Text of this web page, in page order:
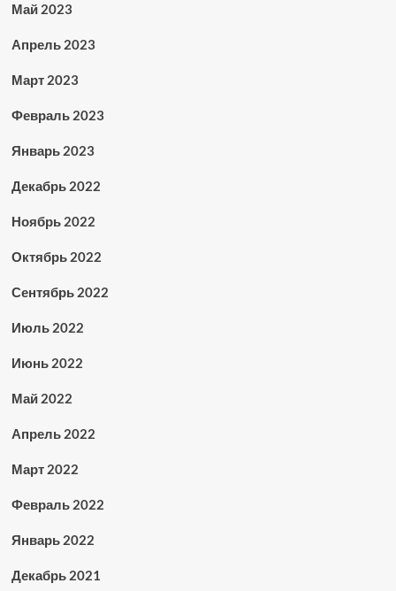
Май 2023
Апрель 2023
Март 2023
Февраль 2023
Январь 2023
Декабрь 2022
Ноябрь 2022
Октябрь 2022
Сентябрь 2022
Июль 2022
Июнь 2022
Май 2022
Апрель 2022
Март 2022
Февраль 2022
Январь 2022
Декабрь 2021